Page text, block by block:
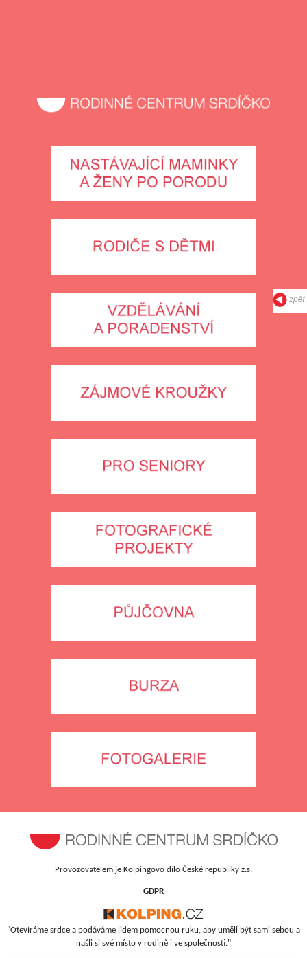
Provozovatelem je Kolpingovo dílo České republiky z.s.
GDPR
"Otevíráme srdce a podáváme lidem pomocnou ruku, aby uměli být sami sebou a
našli si své místo v rodině i ve společnosti."